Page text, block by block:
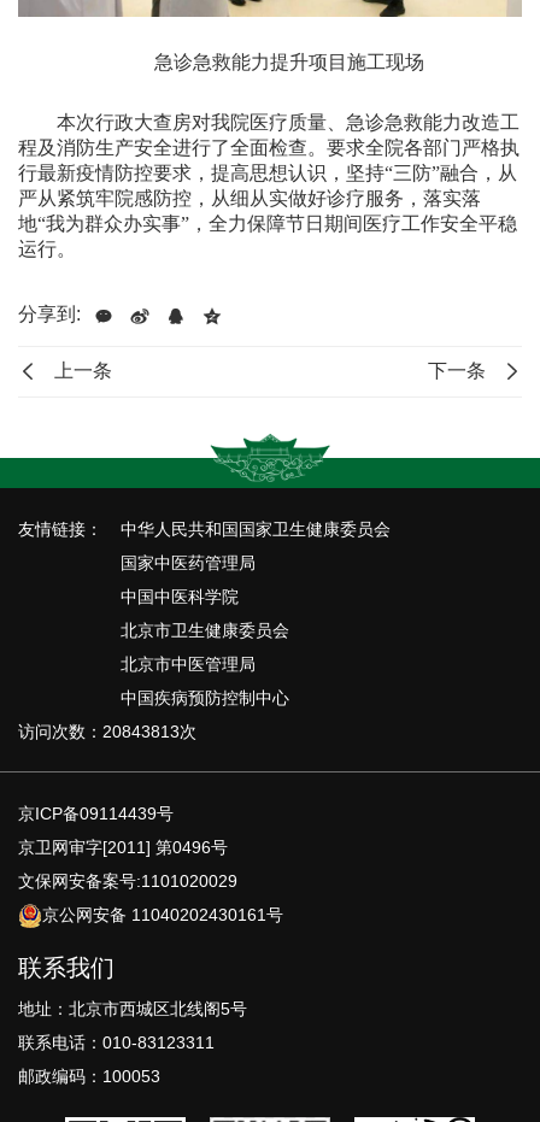
急诊急救能力提升项目施工现场
本次行政大查房对我院医疗质量、急诊急救能力改造工
程及消防生产安全进行了全面检查。要求全院各部门严格执
行最新疫情防控要求，提高思想认识，坚持“三防”融合，从
严从紧筑牢院感防控，从细从实做好诊疗服务，落实落
地“我为群众办实事”，全力保障节日期间医疗工作安全平稳
运行。
分享到:
上一条 下一条
友情链接：
中华人民共和国国家卫生健康委员会
国家中医药管理局
中国中医科学院
北京市卫生健康委员会
北京市中医管理局
中国疾病预防控制中心
访问次数：20843813次
京ICP备09114439号
京卫网审字[2011] 第0496号
文保网安备案号:1101020029
京公网安备 11040202430161号
联系我们
地址：北京市西城区北线阁5号
联系电话：010-83123311
邮政编码：100053